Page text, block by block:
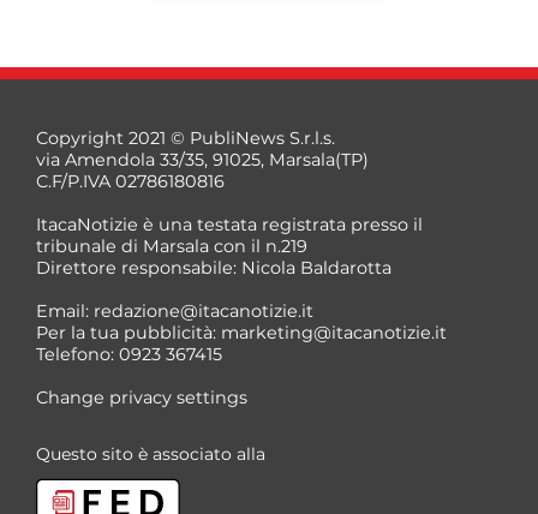
*
Copyright 2021 © PubliNews S.r.l.s.
via Amendola 33/35, 91025, Marsala(TP)
C.F/P.IVA 02786180816
ItacaNotizie è una testata registrata presso il
tribunale di Marsala con il n.219
Direttore responsabile: Nicola Baldarotta
Email: redazione@itacanotizie.it
Per la tua pubblicità: marketing@itacanotizie.it
Telefono: 0923 367415
Change privacy settings
Questo sito è associato alla